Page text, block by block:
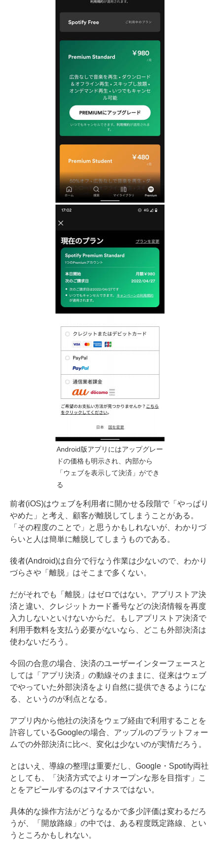
Android版アプリにはアップグレー
ドの価格も明示され、内部から
「ウェブを表示して決済」ができ
る
前者(iOS)はウェブを利用者に開かせる段階で「やっぱり
やめた」と考え、顧客が離脱してしまうことがある。
「その程度のことで」と思うかもしれないが、わかりづ
らいと人は簡単に離脱してしまうものである。
後者(Android)は自分で行なう作業は少ないので、わかり
づらさや「離脱」はそこまで多くない。
だがそれでも「離脱」はゼロではない。アプリストア決
済と違い、クレジットカード番号などの決済情報を再度
入力しないといけないからだ。もしアプリストア決済で
利用手数料を支払う必要がないなら、どこも外部決済は
使わないだろう。
今回の合意の場合、決済のユーザーインターフェースと
しては「アプリ決済」の動線そのままに、従来はウェブ
でやっていた外部決済をより自然に提供できるようにな
る、というのが利点となる。
アプリ内から他社の決済をウェブ経由で利用することを
許容しているGoogleの場合、アップルのプラットフォー
ムでの外部決済に比べ、変化は少ないのが実情だろう。
とはいえ、導線の整理は重要だし、Google・Spotify両社
としても、「決済方式でよりオープンな形を目指す」こ
とをアピールするのはマイナスではない。
具体的な操作方法がどうなるかで多少評価は変わるだろ
うが、「開放路線」の中では、ある程度既定路線、とい
うところかもしれない。